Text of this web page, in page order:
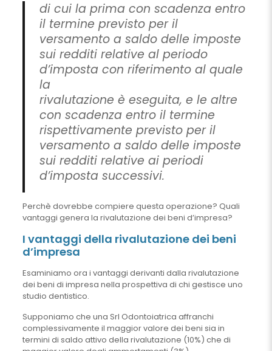
di cui la prima con scadenza entro
il termine previsto per il
versamento a saldo delle imposte
sui redditi relative al periodo
d’imposta con riferimento al quale
la
rivalutazione è eseguita, e le altre
con scadenza entro il termine
rispettivamente previsto per il
versamento a saldo delle imposte
sui redditi relative ai periodi
d’imposta successivi.
Perchè dovrebbe compiere questa operazione? Quali
vantaggi genera la rivalutazione dei beni d’impresa?
I vantaggi della rivalutazione dei beni
d’impresa
Esaminiamo ora i vantaggi derivanti dalla rivalutazione
dei beni di impresa nella prospettiva di chi gestisce uno
studio dentistico.
Supponiamo che una Srl Odontoiatrica affranchi
complessivamente il maggior valore dei beni sia in
termini di saldo attivo della rivalutazione (10%) che di